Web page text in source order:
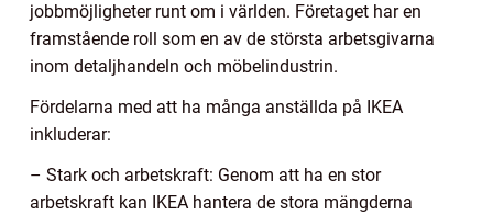
jobbmöjligheter runt om i världen. Företaget har en
framstående roll som en av de största arbetsgivarna
inom detaljhandeln och möbelindustrin.
Fördelarna med att ha många anställda på IKEA
inkluderar:
– Stark och arbetskraft: Genom att ha en stor
arbetskraft kan IKEA hantera de stora mängderna